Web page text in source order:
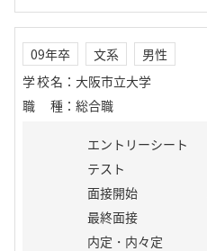
09年卒 文系
男性
学校名 ： 大阪市立大学
職種 ： 総合職
エントリーシート
テスト
面接開始
最終面接
内定・内々定